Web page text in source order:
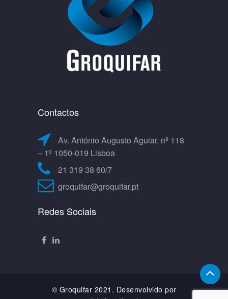
Contactos
Av. António Augusto Aguiar, nº 118
– 1º 1050-019 Lisboa
21 319 38 60/7
groquifar@groquifar.pt
Redes Sociais
© Groquifar 2021. Desenvolvido por